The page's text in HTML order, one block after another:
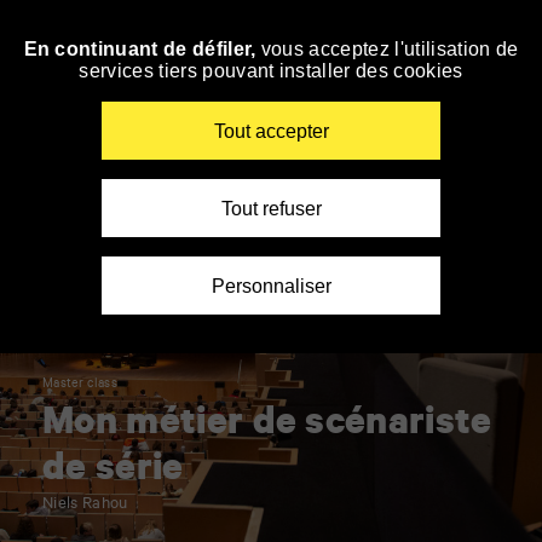
Accéder
Master class
Mon métier de scénariste
de série
Niels Rahou
En continuant de défiler, vous acceptez l'utilisation de
services tiers pouvant installer des cookies
Tout accepter
Tout refuser
Personnaliser